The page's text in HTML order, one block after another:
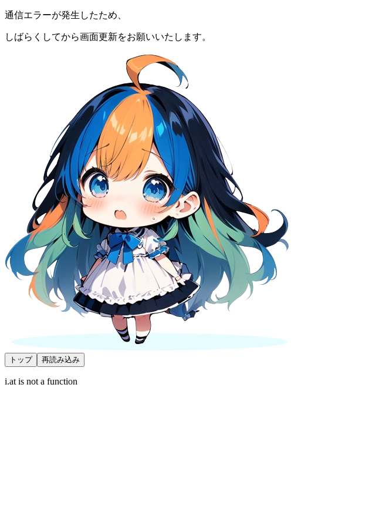
通信エラーが発生したため、
しばらくしてから画面更新をお願いいたします。
トップ 再読み込み
i.at is not a function